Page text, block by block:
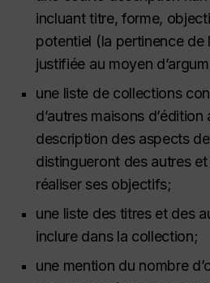
incluant titre, forme,
potentiel (la pertinence
justifiée au moyen
une liste de collections
d’autres maisons d’édition
description des aspects
distingueront des autres
réaliser ses objectifs;
une liste des titres et des
inclure dans la collection;
une mention du nombre